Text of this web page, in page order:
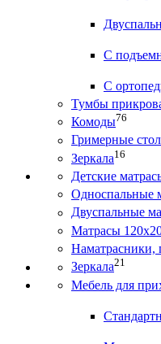
С
С
Тумбы
Комоды76
Гримерные
Зеркала16
Детские
Односпальные
Двуспальные
Матрасы
Наматрасники,
Зеркала21
Мебель для